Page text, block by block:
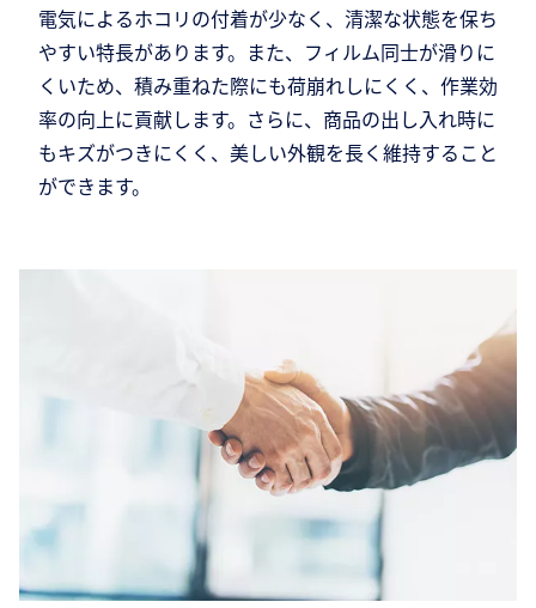
電気によるホコリの付着が少なく、清潔な状態を保ち
やすい特長があります。また、フィルム同士が滑りに
くいため、積み重ねた際にも荷崩れしにくく、作業効
率の向上に貢献します。さらに、商品の出し入れ時に
もキズがつきにくく、美しい外観を長く維持すること
ができます。